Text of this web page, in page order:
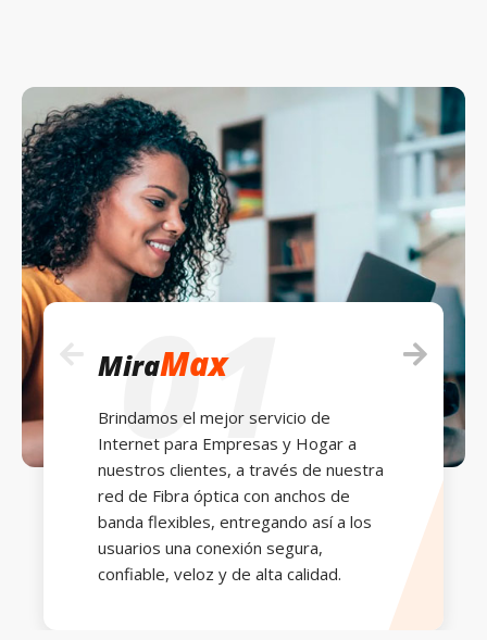
01
MiraMax
Brindamos el mejor servicio de
Internet para Empresas y Hogar a
nuestros clientes, a través de nuestra
red de Fibra óptica con anchos de
banda flexibles, entregando así a los
usuarios una conexión segura,
confiable, veloz y de alta calidad.